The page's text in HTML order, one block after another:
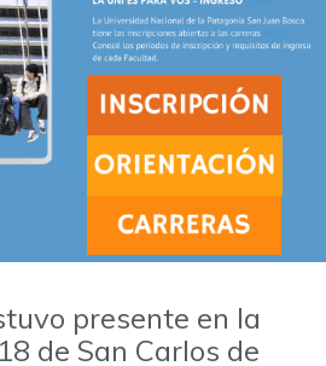
presente en la
de San Carlos de